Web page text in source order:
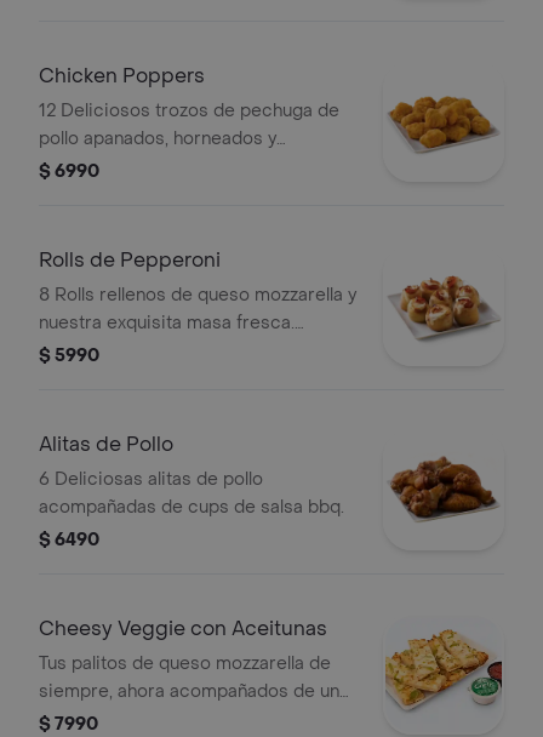
Chicken Poppers
12 Deliciosos trozos de pechuga de
pollo apanados, horneados y
acompañados de salsa bbq.
$ 6990
Rolls de Pepperoni
8 Rolls rellenos de queso mozzarella y
nuestra exquisita masa fresca.
elígelos rellenos con pepperoni o
$ 5990
Alitas de Pollo
6 Deliciosas alitas de pollo
acompañadas de cups de salsa bbq.
$ 6490
Cheesy Veggie con Aceitunas
Tus palitos de queso mozzarella de
siempre, ahora acompañados de un
vegetal o shot a tu elección.
$ 7990